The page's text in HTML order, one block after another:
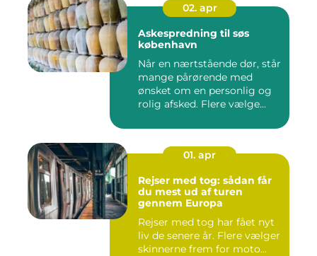
02. apr
Askespredning til søs
københavn
Når en nærtstående dør, står
mange pårørende med
ønsket om en personlig og
rolig afsked. Flere vælge...
01. apr
Rejser med tog: sådan får
du mest ud af turen
gennem Europa
Rejser med tog har fået nyt
liv de senere år. Flere vælger
skinnerne frem for moto...